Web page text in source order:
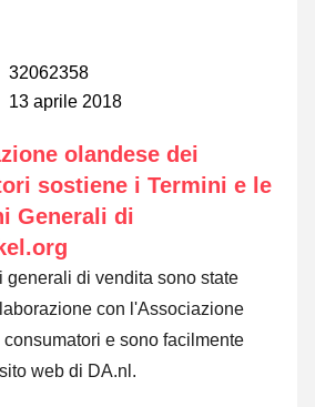
32062358
13 aprile 2018
olandese dei
sostiene i Termini e le
Generali di
generali di vendita sono state
con l'Associazione
e sono facilmente
web di DA.nl.